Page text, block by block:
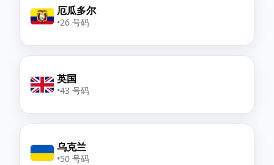
厄瓜多尔
•26 号码
英国
•43 号码
乌克兰
•50 号码